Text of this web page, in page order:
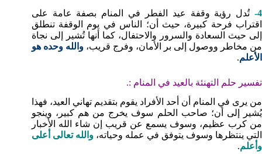
4-
تُدل رؤية وقفة عيد الفطر في المنام بصفة عامة على
اقتراب فرحة كبيرة، حيث أن؛ الناس في يوم الوقفة تنطلق
إلى حيث السعادة والسرور والاحتفال، كما أنها تُشير إلى نجاة
من مخاطر ووصول إلى بر الأمان، وفرج قريب،والله وحده هو
الأعلم.
تفسير حلم التهنئة بالعيد في المنام :.
من يرى في المنام أن أحد الأفراد يقوم بتقديم تهاني العيد، فهذا
يُشير إلى أن؛ صاحب الحلم سوف يخرج من هم كبير، وينجو
من كرب عظيم، وسوف يسمع عن قريب إن شاء الله الأخبار
التي ينتظرها وسوف يتوفق في عمله وحياته،والله تعالى أعلى
وأعلم.